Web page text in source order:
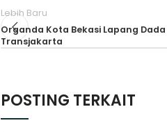
Lebih Baru
Organda Kota Bekasi Lapang
Transjakarta
POSTING TERKAIT